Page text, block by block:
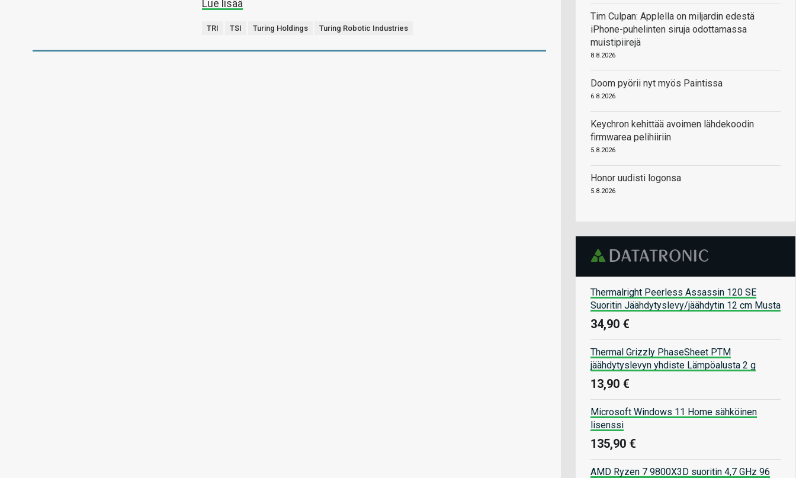
Lue lisää
TRI TSI Turing Holdings Turing Robotic Industries
Tim Culpan: Applella on miljardin edestä
iPhone-puhelinten siruja odottamassa
muistipiirejä
8.8.2026
Doom pyörii nyt myös Paintissa
6.8.2026
Keychron kehittää avoimen lähdekoodin
firmwarea pelihiiriin
5.8.2026
Honor uudisti logonsa
5.8.2026
Thermalright Peerless Assassin 120 SE
Suoritin Jäähdytyslevy/jäähdytin 12 cm Musta
34,90 €
Thermal Grizzly PhaseSheet PTM
jäähdytyslevyn yhdiste Lämpöalusta 2 g
13,90 €
Microsoft Windows 11 Home sähköinen
lisenssi
135,90 €
AMD Ryzen 7 9800X3D suoritin 4,7 GHz 96